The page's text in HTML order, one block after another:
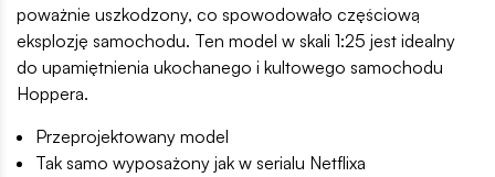
poważnie uszkodzony, co spowodowało częściową
eksplozję samochodu. Ten model w skali 1:25 jest idealny
do upamiętnienia ukochanego i kultowego samochodu
Hoppera.
Przeprojektowany model
Tak samo wyposażony jak w serialu Netflixa